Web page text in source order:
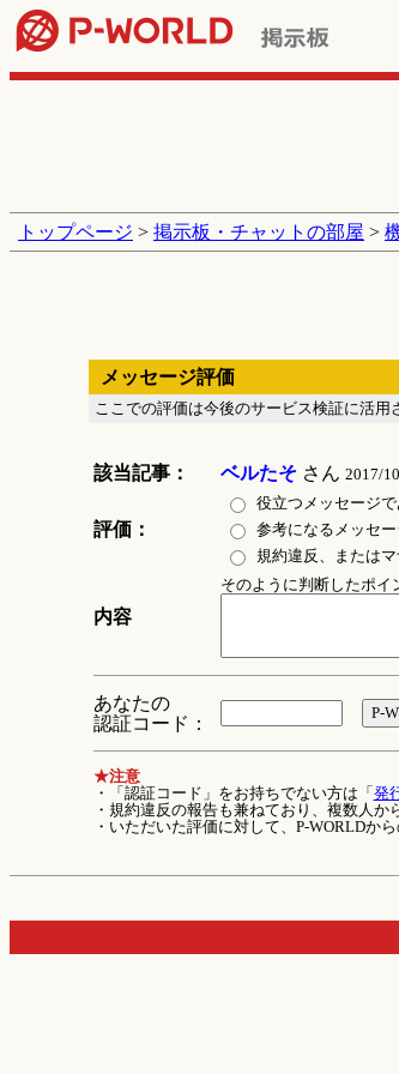
トップページ > 掲示板・チャットの部屋 >
メッセージ評価
ここでの評価は今後のサービス検証に活用
該当記事： ベルたそさん 2017/
評価：
役立つメッセージで
参考になるメッセー
規約違反、またはマ
内容
そのように判断したポイ
あなたの
認証コード：
★注意
・「認証コード」をお持ちでない方は「 発
・規約違反の報告も兼ねており、複数人か
・いただいた評価に対して、P-WORLDか